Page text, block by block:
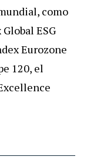
como
ESG
Eurozone
120, el